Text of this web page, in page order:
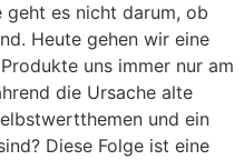
geht es nicht darum, ob
Heute gehen wir eine
uns immer nur am
die Ursache alte
und ein
Diese Folge ist eine